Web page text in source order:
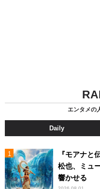
エンタメの
Daily
『モアナと
松也、ミュ
響かせる